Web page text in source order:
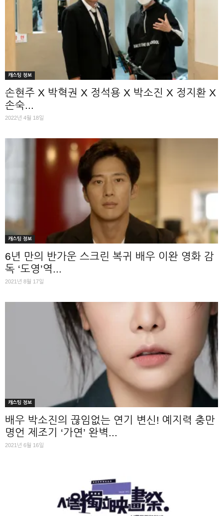
캐스팅 정보
손현주 X 박혁권 X 정석용 X 박소진 X 정지환 X
손숙...
2022년 4월 18일
캐스팅 정보
6년 만의 반가운 스크린 복귀 배우 이완 영화 감
독 ‘도영’역...
2021년 8월 17일
캐스팅 정보
배우 박소진의 끊임없는 연기 변신! 예지력 충만
명언 제조기 ‘가연’ 완벽...
2021년 6월 16일